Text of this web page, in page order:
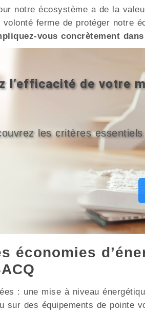
notre écosystème a de la
ferme de protéger notre
vous concrètement
l’efficacité de votre
les critères
économies
: une mise à niveau
sur des équipements de pointe